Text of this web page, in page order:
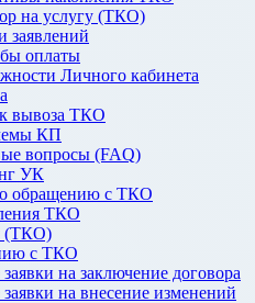
на услугу (ТКО)
заявлений
оплаты
Личного кабинета
вывоза ТКО
КП
вопросы (FAQ)
УК
обращению с ТКО
ТКО
(ТКО)
с ТКО
на заключение договора
на внесение изменений